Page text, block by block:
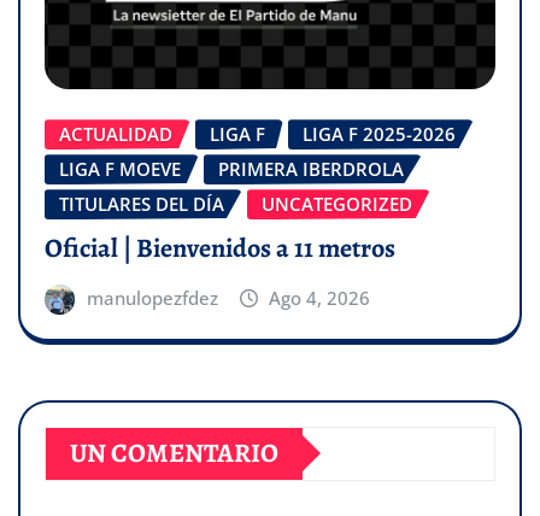
ACTUALIDAD LIGA F
LIGA F 2025-2026
LIGA F MOEVE
PRIMERA IBERDROLA
TITULARES DEL DÍA
UNCATEGORIZED
Oficial | Bienvenidos a 11 metros
manulopezfdez Ago 4, 2026
UN COMENTARIO